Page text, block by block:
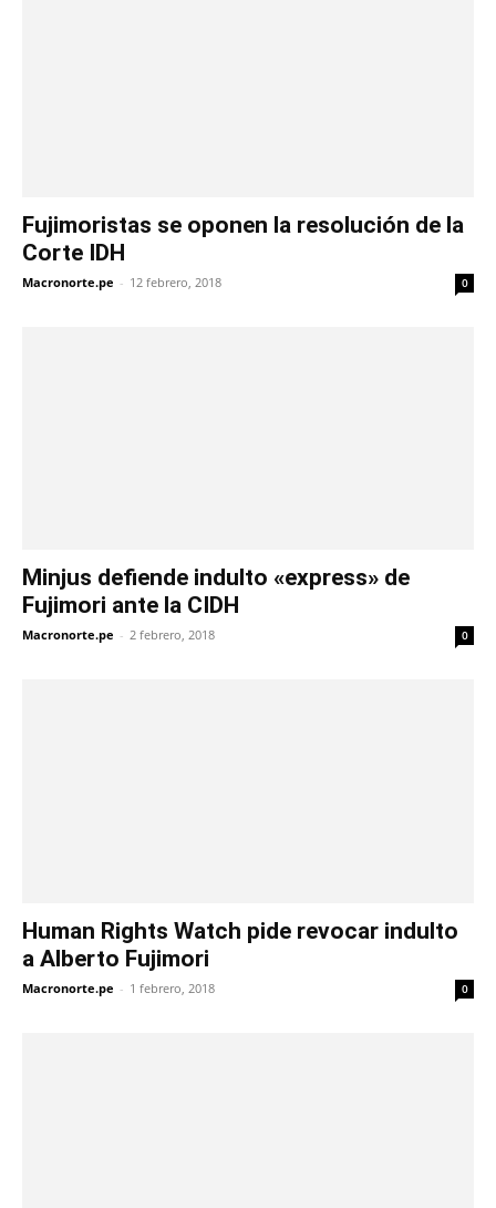
Fujimoristas se oponen la resolución de la
Corte IDH
Macronorte.pe - 12 febrero, 2018 0
Minjus defiende indulto «express» de
Fujimori ante la CIDH
Macronorte.pe - 2 febrero, 2018 0
Human Rights Watch pide revocar indulto
a Alberto Fujimori
Macronorte.pe - 1 febrero, 2018 0